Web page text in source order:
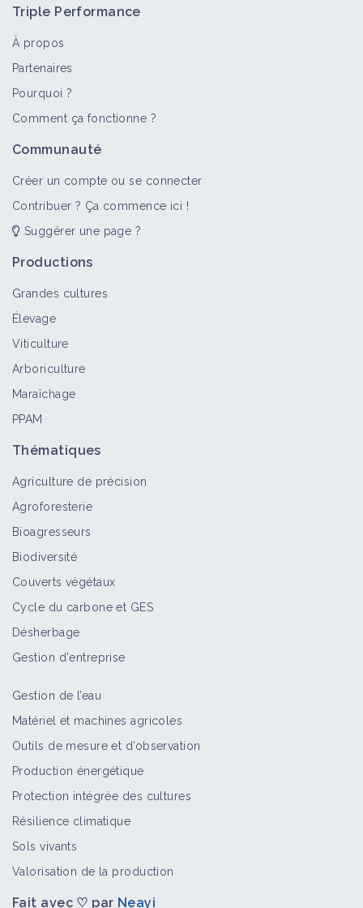
Triple Performance
À propos
Partenaires
Pourquoi ?
Comment ça fonctionne ?
Communauté
Créer un compte ou se connecter
Contribuer ? Ça commence ici !
Suggérer une page ?
Productions
Grandes cultures
Élevage
Viticulture
Arboriculture
Maraîchage
PPAM
Thématiques
Agriculture de précision
Agroforesterie
Bioagresseurs
Biodiversité
Couverts végétaux
Cycle du carbone et GES
Désherbage
Gestion d'entreprise
Gestion de l’eau
Matériel et machines agricoles
Outils de mesure et d’observation
Production énergétique
Protection intégrée des cultures
Résilience climatique
Sols vivants
Valorisation de la production
Fait avec ♡ par Neayi